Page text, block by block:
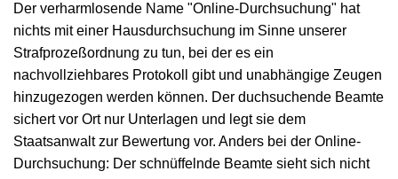
Der verharmlosende Name "Online-Durchsuchung" hat
nichts mit einer Hausdurchsuchung im Sinne unserer
Strafprozeßordnung zu tun, bei der es ein
nachvollziehbares Protokoll gibt und unabhängige Zeugen
hinzugezogen werden können. Der duchsuchende Beamte
sichert vor Ort nur Unterlagen und legt sie dem
Staatsanwalt zur Bewertung vor. Anders bei der Online-
Durchsuchung: Der schnüffelnde Beamte sieht sich nicht